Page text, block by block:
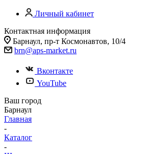
Личный кабинет
Контактная информация
Барнаул, пр-т Космонавтов, 10/4
brn@aps-market.ru
Вконтакте
YouTube
Ваш город
Барнаул
Главная
-
Каталог
-